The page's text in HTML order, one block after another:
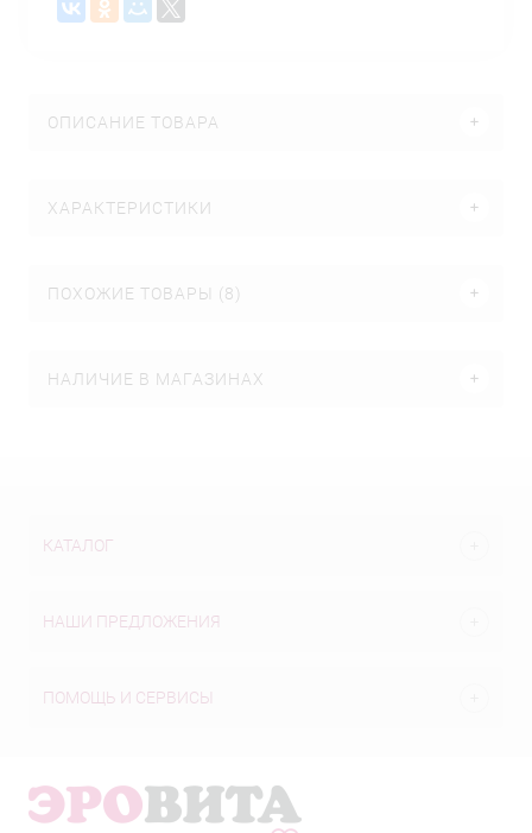
ОПИСАНИЕ ТОВАРА
ХАРАКТЕРИСТИКИ
ПОХОЖИЕ ТОВАРЫ (8)
НАЛИЧИЕ В МАГАЗИНАХ
КАТАЛОГ
НАШИ ПРЕДЛОЖЕНИЯ
ПОМОЩЬ И СЕРВИСЫ